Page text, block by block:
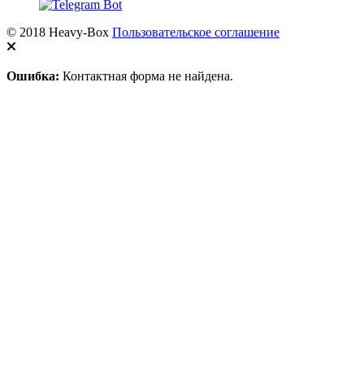
© 2018 Heavy-Box Пользовательское соглашение
Ошибка: Контактная форма не найдена.